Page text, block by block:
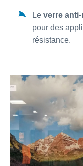
Le verre
pour des
résistance.